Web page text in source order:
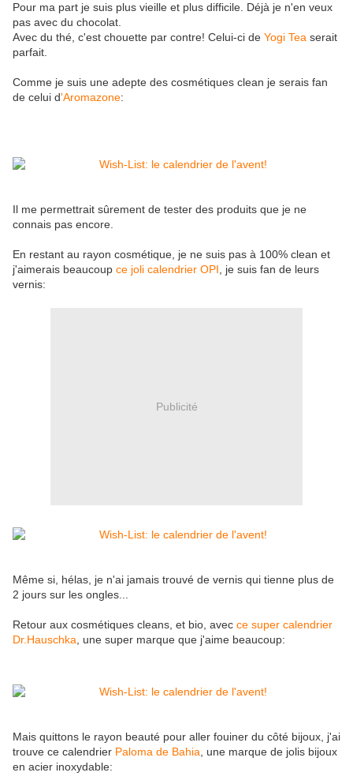
Pour ma part je suis plus vieille et plus difficile. Déjà je n'en veux
pas avec du chocolat.
Avec du thé, c'est chouette par contre! Celui-ci de Yogi Tea serait
parfait.
Comme je suis une adepte des cosmétiques clean je serais fan
de celui d'Aromazone:
Il me permettrait sûrement de tester des produits que je ne
connais pas encore.
En restant au rayon cosmétique, je ne suis pas à 100% clean et
j'aimerais beaucoup ce joli calendrier OPI , je suis fan de leurs
vernis:
Publicité
Même si, hélas, je n'ai jamais trouvé de vernis qui tienne plus de
2 jours sur les ongles...
Retour aux cosmétiques cleans, et bio, avec ce super calendrier
Dr.Hauschka , une super marque que j'aime beaucoup:
Mais quittons le rayon beauté pour aller fouiner du côté bijoux, j'ai
trouve ce calendrier Paloma de Bahia , une marque de jolis bijoux
en acier inoxydable: